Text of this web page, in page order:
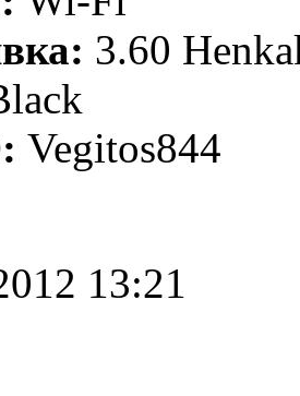
3.60
Vegitos844
13:21